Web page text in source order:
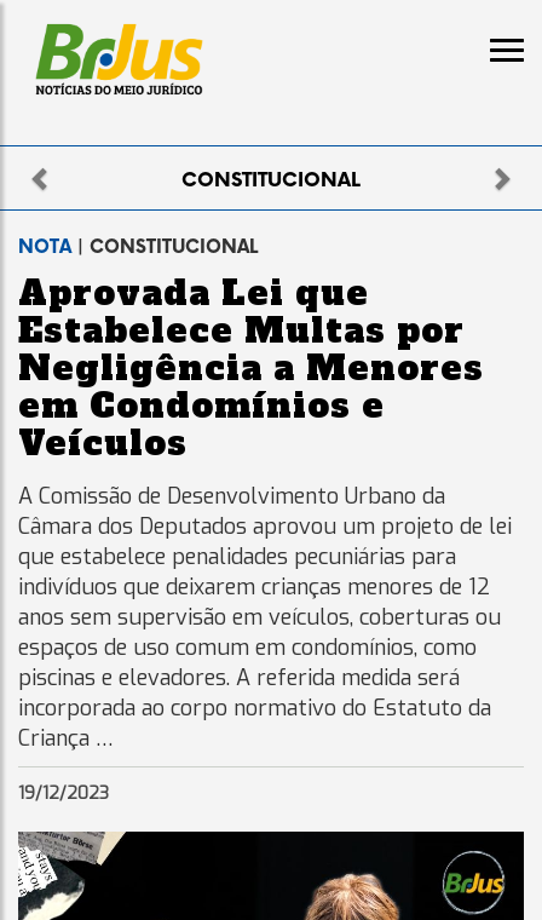
Previous
NOTA| CONSTITUCIONAL
Aprovada Lei que
Estabelece Multas por
Negligência a Menores
em Condomínios e
Veículos
A Comissão de Desenvolvimento Urbano da
Câmara dos Deputados aprovou um projeto de lei
que estabelece penalidades pecuniárias para
indivíduos que deixarem crianças menores de 12
anos sem supervisão em veículos, coberturas ou
espaços de uso comum em condomínios, como
piscinas e elevadores. A referida medida será
incorporada ao corpo normativo do Estatuto da
Criança …
19/12/2023